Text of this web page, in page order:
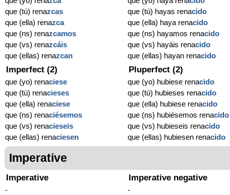
que (tú) renazcas
que (ella) renazca
que (ns) renazcamos
que (vs) renazcáis
que (ellas) renazcan
que (tú) hayas renacido
que (ella) haya renacido
que (ns) hayamos renacido
que (vs) hayáis renacido
que (ellas) hayan renacido
Imperfect (2)
que (yo) renaciese
que (tú) renacieses
que (ella) renaciese
que (ns) renaciésemos
que (vs) renacieseis
que (ellas) renaciesen
Pluperfect (2)
que (yo) hubiese renacido
que (tú) hubieses renacido
que (ella) hubiese renacido
que (ns) hubiésemos renacido
que (vs) hubieseis renacido
que (ellas) hubiesen renacido
Imperative
Imperative
-
Imperative negative
-